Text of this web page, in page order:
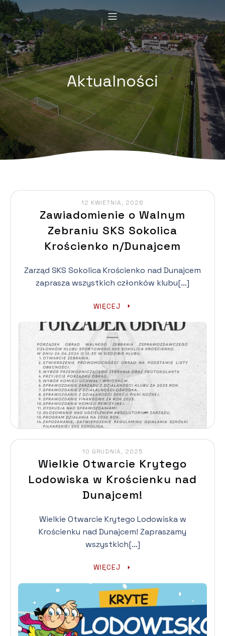
Aktualności
12 KWIETNIA, 2026
Zawiadomienie o Walnym
Zebraniu SKS Sokolica
Krościenko n/Dunajcem
Zarząd SKS Sokolica Krościenko nad Dunajcem
zaprasza wszystkich członków klubu[…]
WIĘCEJ
10 GRUDNIA, 2025
Wielkie Otwarcie Krytego
Lodowiska w Krościenku nad
Dunajcem!
Wielkie Otwarcie Krytego Lodowiska w
Krościenku nad Dunajcem! Zapraszamy
wszystkich[…]
WIĘCEJ